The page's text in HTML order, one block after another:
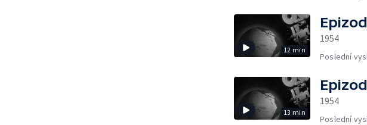
12 min
1954
Poslední
13 min
1954
Poslední